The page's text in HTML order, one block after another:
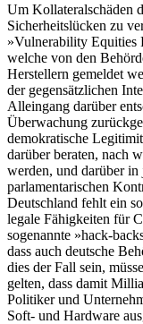
Um Kollateralschäden
Sicherheitslücken zu
»Vulnerability Equities
welche von den
Herstellern gemeldet
der gegensätzlichen
Alleingang darüber
Überwachung
demokratische
darüber beraten, nach
werden, und darüber in
parlamentarischen
Deutschland fehlt ein
legale Fähigkeiten für
sogenannte »hack-
dass auch deutsche
dies der Fall sein,
gelten, dass damit
Politiker und
Soft- und Hardware